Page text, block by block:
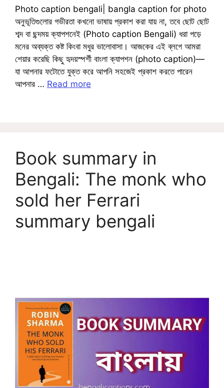
Photo caption bengali| bangla caption for photo
অনুভূতিগুলোর গভীরতা কখনো ভাষায় প্রকাশ করা যায় না, তবে ছোট ছোট
শব্দ বা ছন্দময় ক্যাপশনেই (Photo caption Bengali) ধরা পড়ে
মনের অব্যক্ত কষ্ট কিংবা মধুর ভালোবাসা। আজকের এই ব্লগে আমরা
শেয়ার করেছি কিছু হৃদয়স্পর্শী বাংলা ক্যাপশন (photo caption)—
যা আপনার ফটোতে যুক্ত করে আপনি সহজেই প্রকাশ করতে পারেন
আপনার … Read more
Book summary in
Bengali: The monk who
sold her Ferrari
summary bengali